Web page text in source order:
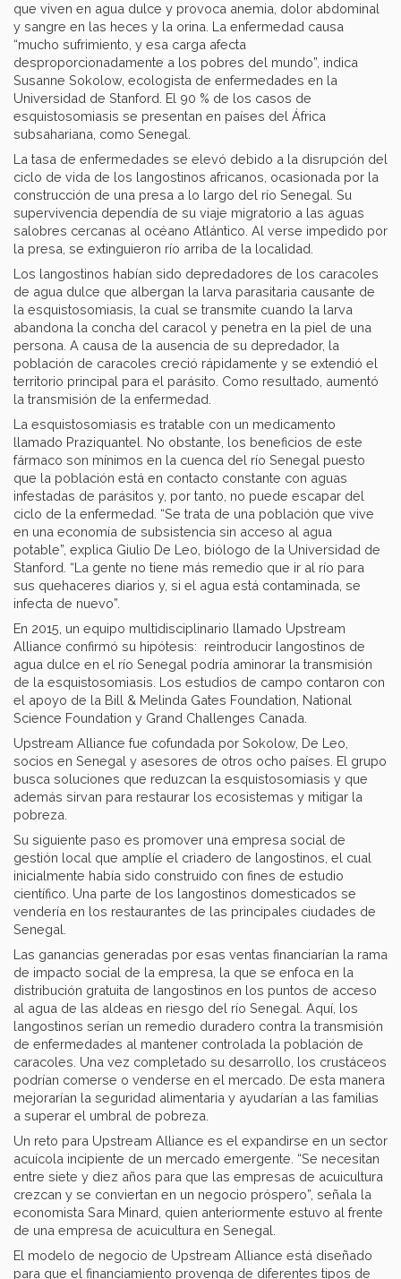
que viven en agua dulce y provoca anemia, dolor abdominal
y sangre en las heces y la orina. La enfermedad causa
“mucho sufrimiento, y esa carga afecta
desproporcionadamente a los pobres del mundo”, indica
Susanne Sokolow, ecologista de enfermedades en la
Universidad de Stanford. El 90 % de los casos de
esquistosomiasis se presentan en países del África
subsahariana, como Senegal.
La tasa de enfermedades se elevó debido a la disrupción del
ciclo de vida de los langostinos africanos, ocasionada por la
construcción de una presa a lo largo del río Senegal. Su
supervivencia dependía de su viaje migratorio a las aguas
salobres cercanas al océano Atlántico. Al verse impedido por
la presa, se extinguieron río arriba de la localidad.
Los langostinos habían sido depredadores de los caracoles
de agua dulce que albergan la larva parasitaria causante de
la esquistosomiasis, la cual se transmite cuando la larva
abandona la concha del caracol y penetra en la piel de una
persona. A causa de la ausencia de su depredador, la
población de caracoles creció rápidamente y se extendió el
territorio principal para el parásito. Como resultado, aumentó
la transmisión de la enfermedad.
La esquistosomiasis es tratable con un medicamento
llamado Praziquantel. No obstante, los beneficios de este
fármaco son mínimos en la cuenca del río Senegal puesto
que la población está en contacto constante con aguas
infestadas de parásitos y, por tanto, no puede escapar del
ciclo de la enfermedad. “Se trata de una población que vive
en una economía de subsistencia sin acceso al agua
potable”, explica Giulio De Leo, biólogo de la Universidad de
Stanford. “La gente no tiene más remedio que ir al río para
sus quehaceres diarios y, si el agua está contaminada, se
infecta de nuevo”.
En 2015, un equipo multidisciplinario llamado Upstream
Alliance confirmó su hipótesis: reintroducir langostinos de
agua dulce en el río Senegal podría aminorar la transmisión
de la esquistosomiasis. Los estudios de campo contaron con
el apoyo de la Bill & Melinda Gates Foundation, National
Science Foundation y Grand Challenges Canada.
Upstream Alliance fue cofundada por Sokolow, De Leo,
socios en Senegal y asesores de otros ocho países. El grupo
busca soluciones que reduzcan la esquistosomiasis y que
además sirvan para restaurar los ecosistemas y mitigar la
pobreza.
Su siguiente paso es promover una empresa social de
gestión local que amplíe el criadero de langostinos, el cual
inicialmente había sido construido con fines de estudio
científico. Una parte de los langostinos domesticados se
vendería en los restaurantes de las principales ciudades de
Senegal.
Las ganancias generadas por esas ventas financiarían la rama
de impacto social de la empresa, la que se enfoca en la
distribución gratuita de langostinos en los puntos de acceso
al agua de las aldeas en riesgo del río Senegal. Aquí, los
langostinos serían un remedio duradero contra la transmisión
de enfermedades al mantener controlada la población de
caracoles. Una vez completado su desarrollo, los crustáceos
podrían comerse o venderse en el mercado. De esta manera
mejorarían la seguridad alimentaria y ayudarían a las familias
a superar el umbral de pobreza.
Un reto para Upstream Alliance es el expandirse en un sector
acuícola incipiente de un mercado emergente. “Se necesitan
entre siete y diez años para que las empresas de acuicultura
crezcan y se conviertan en un negocio próspero”, señala la
economista Sara Minard, quien anteriormente estuvo al frente
de una empresa de acuicultura en Senegal.
El modelo de negocio de Upstream Alliance está diseñado
para que el financiamiento provenga de diferentes tipos de